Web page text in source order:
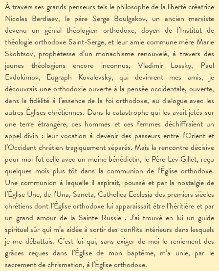
À travers ses grands penseurs tels le philosophe de la liberté créatrice
Nicolas Berdiaev, le père Serge Boulgakov, un ancien marxiste
devenu un génial théologien orthodoxe, doyen de l’Institut de
théologie orthodoxe Saint-Serge, et leur amie commune mère Marie
Skobtsov, prophétesse d’un monachisme renouvelé, à travers des
jeunes théologiens encore inconnus, Vladimir Lossky, Paul
Evdokimov, Eugraph Kovalevsky, qui devinrent mes amis, je
découvrais une orthodoxie ouverte à la pensée occidentale, ouverte,
dans la fidélité à l’essence de la foi orthodoxe, au dialogue avec les
autres Églises chrétiennes. Dans la catastrophe qui les avait jetés sur
une terre étrangère, ces hommes et ces femmes déchiffraient un
appel divin : leur vocation à devenir des passeurs entre l’Orient et
l’Occident chrétien tragiquement séparés. Mais la rencontre décisive
pour moi fut celle avec un moine bénédictin, le Père Lev Gillet, reçu
quelques mois plus tôt dans la communion de l’Église orthodoxe.
Une communion à laquelle il aspirait, poussé et par la nostalgie de
l’Église Une, de l’Una, Sancta, Catholica Ecclesia des premiers siècles
chrétiens dont l’Église orthodoxe lui apparaissait être l’héritière et par
un grand amour de la Sainte Russie . J’ai trouvé en lui un guide
spirituel sûr qui m’a aidée à sortir des conflits intérieurs dans lesquels
je me débattais. C’est lui qui, sans exiger de moi le reniement des
grâces reçues dans l’Église de mon baptême, m’a unie, par le
sacrement de chrismation, à l’Église orthodoxe.